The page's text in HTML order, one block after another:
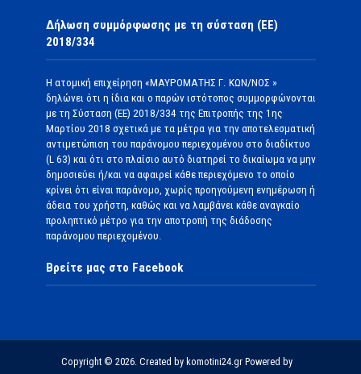
Δήλωση συμμόρφωσης με τη σύσταση (ΕΕ)
2018/334
Η ατομική επιχείρηση «ΜΑΥΡΟΜΑΤΗΣ Γ. ΚΩΝ/ΝΟΣ »
δηλώνει ότι η ίδια και ο παρών ιστότοπος συμμορφώνονται
με τη Σύσταση (ΕΕ) 2018/334 της Επιτροπής της 1ης
Μαρτίου 2018 σχετικά με τα μέτρα για την αποτελεσματική
αντιμετώπιση του παράνομου περιεχομένου στο διαδίκτυο
(L 63) και ότι στο πλαίσιο αυτό διατηρεί το δικαίωμα να μην
δημοσιεύει ή/και να αφαιρεί κάθε περιεχόμενο το οποίο
κρίνει ότι είναι παράνομο, χωρίς προηγούμενη ενημέρωση ή
άδεια του χρήστη, καθώς και να λαμβάνει κάθε αναγκαίο
προληπτικό μέτρο για την αποτροπή της διάδοσης
παράνομου περιεχομένου.
Βρείτε μας στο Facebook
Copyright © 2026. Created by komotini24.gr Powered by